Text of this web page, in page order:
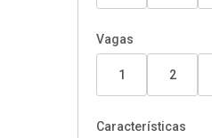
Vagas
1 2
Características